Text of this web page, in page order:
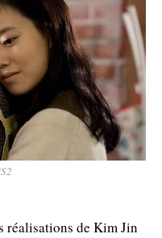
réalisations de Kim Jin